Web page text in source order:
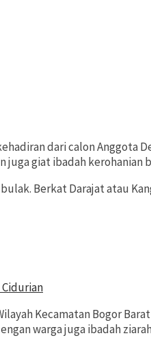
dari calon Anggota
juga giat ibadah kerohanian
Berkat Darajat atau
Kecamatan Bogor
warga juga ibadah